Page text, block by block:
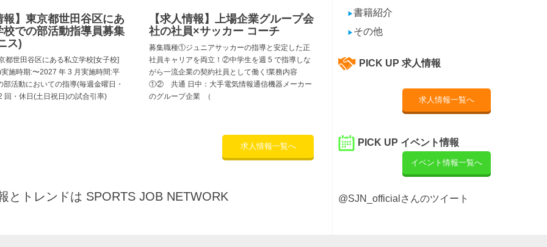
報】東京都世田谷区にあ
校での部活動指導員募集
ス)
都世田谷区にある私立学校[女子校]
施時期:〜2027 年 3 月実施時間:平
部活動においての指導(毎週金曜日・
回・休日(土日祝日)の試合引率)
【求人情報】上場企業グループ会
社の社員×サッカー コーチ
募集職種①ジュニアサッカーの指導と安定した正
社員キャリアを両立！②中学生を週 5 で指導しな
がら一流企業の契約社員として働く!業務内容
①② 共通 日中：大手電気情報通信機器メーカー
のグループ企業 （
求人情報一覧へ
とトレンドは SPORTS JOB NETWORK
▶書籍紹介
▶ その他
PICK UP 求人情報
求人情報一覧へ
PICK UP イベント情報
イベント情報一覧へ
@SJN_officialさんのツイート